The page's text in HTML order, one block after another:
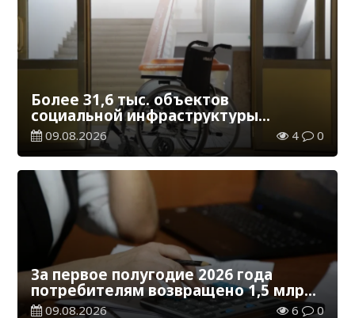
Более 31,6 тыс. объектов
социальной инфраструктуры
адаптированы для лиц с
инвалидностью
09.08.2026 4 0
За первое полугодие 2026 года
потребителям возвращено 1,5 млрд
тенге
09.08.2026 6 0